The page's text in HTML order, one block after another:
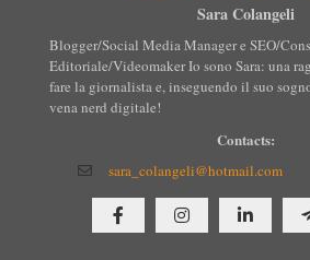
Sara Colangeli
Blogger/Social Media Manager e SEO/
Editoriale/Videomaker Io sono Sara: una
fare la giornalista e, inseguendo il suo
vena nerd digitale!
Contacts:
sara_colangeli@hotmail.com